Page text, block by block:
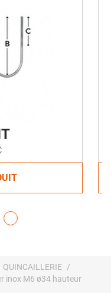
QUINCAILLERIE
inox M6 ø34 hauteur